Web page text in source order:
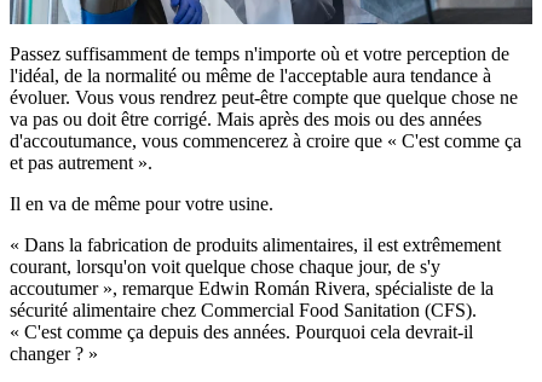
Passez suffisamment de temps n'importe où et votre perception de
l'idéal, de la normalité ou même de l'acceptable aura tendance à
évoluer. Vous vous rendrez peut-être compte que quelque chose ne
va pas ou doit être corrigé. Mais après des mois ou des années
d'accoutumance, vous commencerez à croire que « C'est comme ça
et pas autrement ».
Il en va de même pour votre usine.
« Dans la fabrication de produits alimentaires, il est extrêmement
courant, lorsqu'on voit quelque chose chaque jour, de s'y
accoutumer », remarque Edwin Román Rivera, spécialiste de la
sécurité alimentaire chez Commercial Food Sanitation (CFS).
« C'est comme ça depuis des années. Pourquoi cela devrait-il
changer ? »